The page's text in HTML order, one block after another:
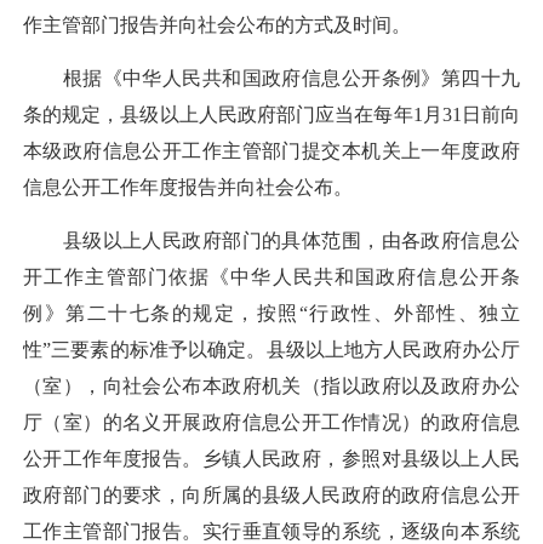
作主管部门报告并向社会公布的方式及时间。
根据《中华人民共和国政府信息公开条例》第四十九
条的规定，县级以上人民政府部门应当在每年1月31日前向
本级政府信息公开工作主管部门提交本机关上一年度政府
信息公开工作年度报告并向社会公布。
县级以上人民政府部门的具体范围，由各政府信息公
开工作主管部门依据《中华人民共和国政府信息公开条
例》第二十七条的规定，按照“行政性、外部性、独立
性”三要素的标准予以确定。县级以上地方人民政府办公厅
（室），向社会公布本政府机关（指以政府以及政府办公
厅（室）的名义开展政府信息公开工作情况）的政府信息
公开工作年度报告。乡镇人民政府，参照对县级以上人民
政府部门的要求，向所属的县级人民政府的政府信息公开
工作主管部门报告。实行垂直领导的系统，逐级向本系统